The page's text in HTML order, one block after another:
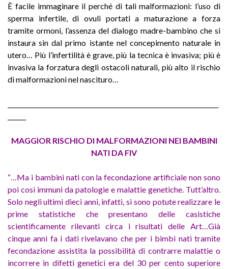
È facile immaginare il perché di tali malformazioni: l’uso di
sperma infertile, di ovuli portati a maturazione a forza
tramite ormoni, l’assenza del dialogo madre-bambino che si
instaura sin dal primo istante nel concepimento naturale in
utero… Più l’infertilità è grave, più la tecnica è invasiva; più è
invasiva la forzatura degli ostacoli naturali, più alto il rischio
di malformazioni nel nascituro…
MAGGIOR RISCHIO DI MALFORMAZIONI NEI BAMBINI
NATI DA FIV
“…Ma i bambini nati con la fecondazione artificiale non sono
poi così immuni da patologie e malattie genetiche. Tutt’altro.
Solo negli ultimi dieci anni, infatti, si sono potute realizzare le
prime statistiche che presentano delle casistiche
scientificamente rilevanti circa i risultati delle Art…Già
cinque anni fa i dati rivelavano che per i bimbi nati tramite
fecondazione assistita la possibilità di contrarre malattie o
incorrere in difetti genetici era del 30 per cento superiore